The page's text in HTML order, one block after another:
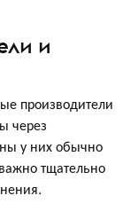
и
производители
через
у них обычно
тщательно